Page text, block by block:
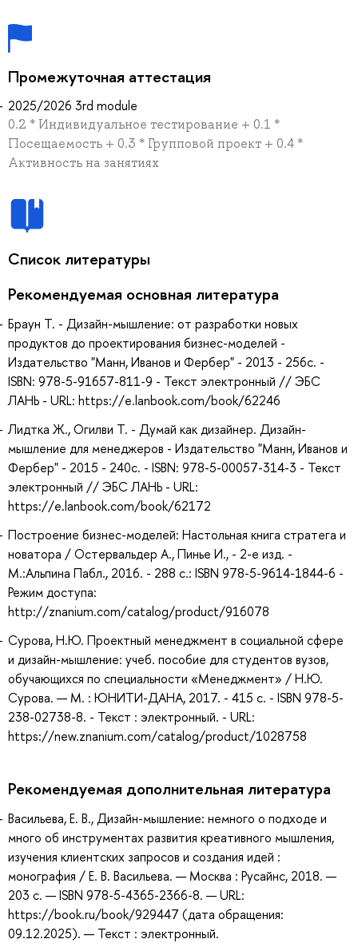
Промежуточная аттестация
2025/2026 3rd module
0.2 * Индивидуальное тестирование + 0.1 *
Посещаемость + 0.3 * Групповой проект + 0.4 *
Активность на занятиях
Список литературы
Рекомендуемая основная литература
Браун Т. - Дизайн-мышление: от разработки новых
продуктов до проектирования бизнес-моделей -
Издательство "Манн, Иванов и Фербер" - 2013 - 256с. -
ISBN: 978-5-91657-811-9 - Текст электронный // ЭБС
ЛАНЬ - URL: https://e.lanbook.com/book/62246
Лидтка Ж., Огилви Т. - Думай как дизайнер. Дизайн-
мышление для менеджеров - Издательство "Манн, Иванов и
Фербер" - 2015 - 240с. - ISBN: 978-5-00057-314-3 - Текст
электронный // ЭБС ЛАНЬ - URL:
https://e.lanbook.com/book/62172
Построение бизнес-моделей: Настольная книга стратега и
новатора / Остервальдер А., Пинье И., - 2-е изд. -
М.:Альпина Пабл., 2016. - 288 с.: ISBN 978-5-9614-1844-6 -
Режим доступа:
http://znanium.com/catalog/product/916078
Сурова, Н.Ю. Проектный менеджмент в социальной сфере
и дизайн-мышление: учеб. пособие для студентов вузов,
обучающихся по специальности «Менеджмент» / Н.Ю.
Сурова. — М. : ЮНИТИ-ДАНА, 2017. - 415 с. - ISBN 978-5-
238-02738-8. - Текст : электронный. - URL:
https://new.znanium.com/catalog/product/1028758
Рекомендуемая дополнительная литература
Васильева, Е. В., Дизайн-мышление: немного о подходе и
много об инструментах развития креативного мышления,
изучения клиентских запросов и создания идей :
монография / Е. В. Васильева. — Москва : Русайнс, 2018. —
203 с. — ISBN 978-5-4365-2366-8. — URL:
https://book.ru/book/929447 (дата обращения:
09.12.2025). — Текст : электронный.